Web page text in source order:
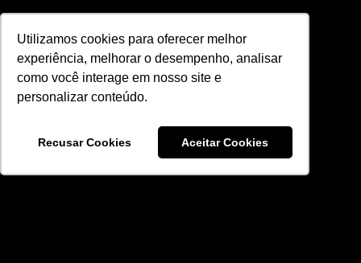
Utilizamos cookies para oferecer melhor
experiência, melhorar o desempenho, analisar
como você interage em nosso site e
personalizar conteúdo.
Recusar Cookies Aceitar Cookies